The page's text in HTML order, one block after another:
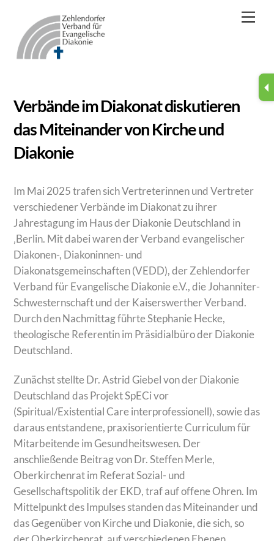
content
Verbände im Diakonat diskutieren
das Miteinander von Kirche und
Diakonie
Im Mai 2025 trafen sich Vertreterinnen und Vertreter
verschiedener Verbände im Diakonat zu ihrer
Jahrestagung im Haus der Diakonie Deutschland in
‚Berlin. Mit dabei waren der Verband evangelischer
Diakonen-, Diakoninnen- und
Diakonatsgemeinschaften (VEDD), der Zehlendorfer
Verband für Evangelische Diakonie e.V., die Johanniter-
Schwesternschaft und der Kaiserswerther Verband.
Durch den Nachmittag führte Stephanie Hecke,
theologische Referentin im Präsidialbüro der Diakonie
Deutschland.
Zunächst stellte Dr. Astrid Giebel von der Diakonie
Deutschland das Projekt SpECi vor
(Spiritual/Existential Care interprofessionell), sowie das
daraus entstandene, praxisorientierte Curriculum für
Mitarbeitende im Gesundheitswesen. Der
anschließende Beitrag von Dr. Steffen Merle,
Oberkirchenrat im Referat Sozial- und
Gesellschaftspolitik der EKD, traf auf offene Ohren. Im
Mittelpunkt des Impulses standen das Miteinander und
das Gegenüber von Kirche und Diakonie, die sich, so